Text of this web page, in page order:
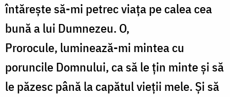
întăreşte să-mi petrec viaţa pe calea cea
bună a lui Dumnezeu. O,
Prorocule, luminează-mi mintea cu
poruncile Domnului, ca să le ţin minte şi să
le păzesc până la capătul vieţii mele. Şi să